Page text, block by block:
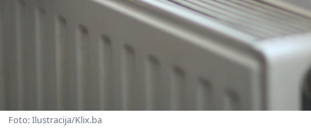
Foto: Ilustracija/Klix.ba